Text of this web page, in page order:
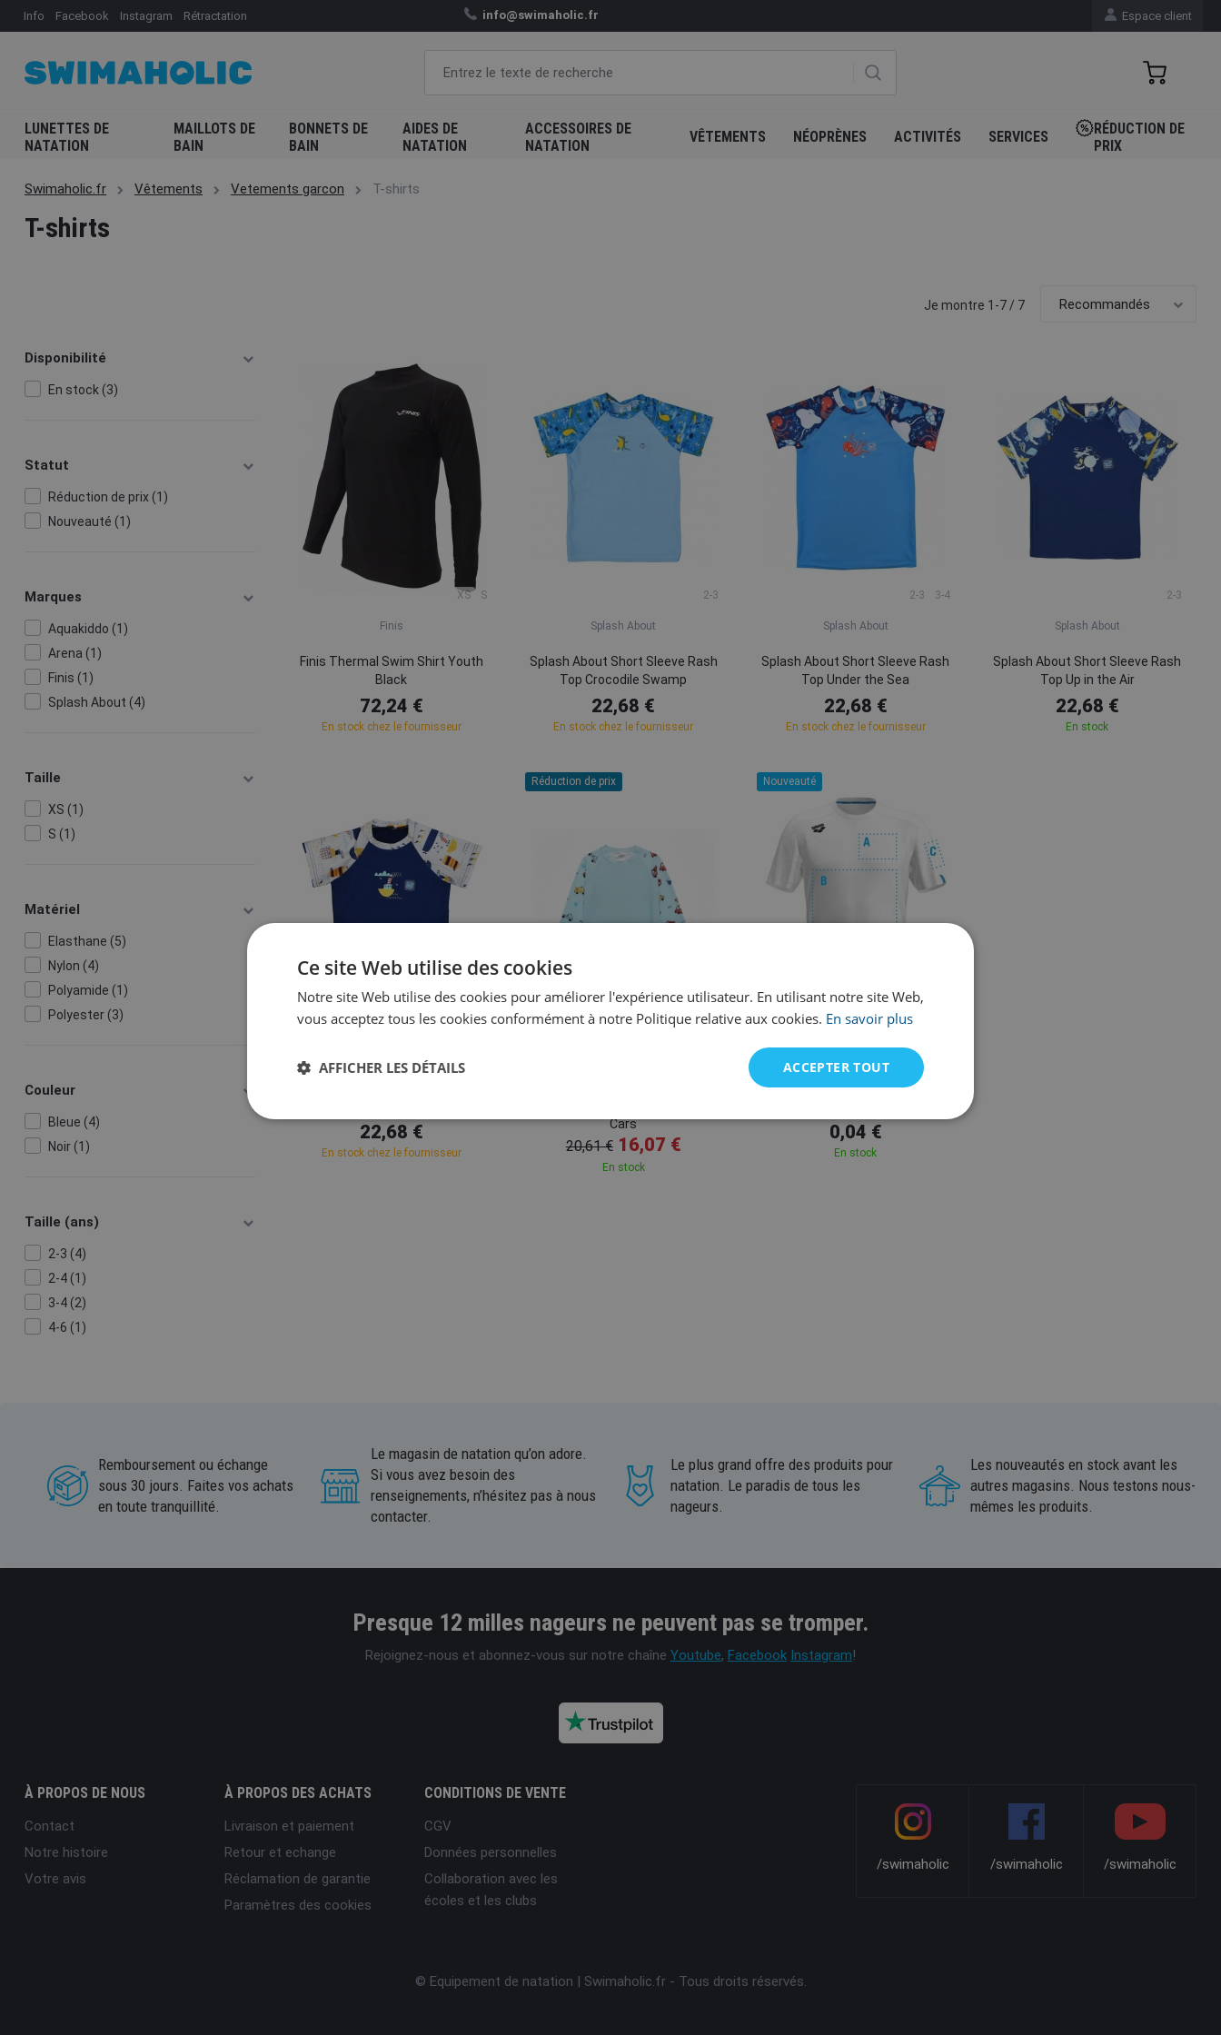
Info Facebook Instagram Rétractation info@swimaholic.fr Espace client
LUNETTES DE
NATATION
MAILLOTS DE
BAIN
BONNETS DE
BAIN
AIDES DE
NATATION
ACCESSOIRES DE
NATATION
VÊTEMENTS NÉOPRÈNES ACTIVITÉS SERVICES
RÉDUCTION DE
PRIX
Swimaholic.fr Vêtements Vetements garcon T-shirts
T-shirts
Disponibilité
En stock (3)
Statut
Réduction de prix (1)
Nouveauté (1)
Marques
Aquakiddo (1)
Arena (1)
Finis (1)
Splash About (4)
Taille
XS (1)
S (1)
Matériel
Elasthane (5)
Nylon (4)
Polyamide (1)
Polyester (3)
Couleur
Bleue (4)
Noir (1)
Taille (ans)
2-3 (4)
2-4 (1)
3-4 (2)
4-6 (1)
Je montre 1-7 / 7
XS S
Finis
Finis Thermal Swim Shirt Youth
Black
72,24 €
En stock chez le fournisseur
2-3
Splash About
Splash About Short Sleeve Rash
Top Crocodile Swamp
22,68 €
En stock chez le fournisseur
2-3 3-4
Splash About
Splash About Short Sleeve Rash
Top Under the Sea
22,68 €
En stock chez le fournisseur
2-3
Splash About
Splash About Short Sleeve Rash
Top Up in the Air
22,68 €
En stock
2-3 3-4
22,68 €
En stock chez le fournisseur
Réduction de prix
2-4 4-6
Cars
20,61 € 16,07 €
En stock
Nouveauté
Arena Team Line
0,04 €
En stock
Remboursement ou échange
sous 30 jours. Faites vos achats
en toute tranquillité.
Le magasin de natation qu’on adore.
Si vous avez besoin des
renseignements, n’hésitez pas à nous
contacter.
Le plus grand offre des produits pour
natation. Le paradis de tous les
nageurs.
Les nouveautés en stock avant les
autres magasins. Nous testons nous-
mêmes les produits.
Presque 12 milles nageurs ne peuvent pas se tromper.
Rejoignez-nous et abonnez-vous sur notre chaîne Youtube, Facebook Instagram!
À PROPOS DE NOUS
Contact
Notre histoire
Votre avis
À PROPOS DES ACHATS
Livraison et paiement
Retour et echange
Réclamation de garantie
Paramètres des cookies
CONDITIONS DE VENTE
CGV
Données personnelles
Collaboration avec les
écoles et les clubs
/swimaholic /swimaholic /swimaholic
© Equipement de natation | Swimaholic.fr - Tous droits réservés.
Ce site Web utilise des cookies
Notre site Web utilise des cookies pour améliorer l'expérience utilisateur. En utilisant notre site Web,
vous acceptez tous les cookies conformément à notre Politique relative aux cookies. En savoir plus
ACCEPTER TOUT
AFFICHER LES DÉTAILS